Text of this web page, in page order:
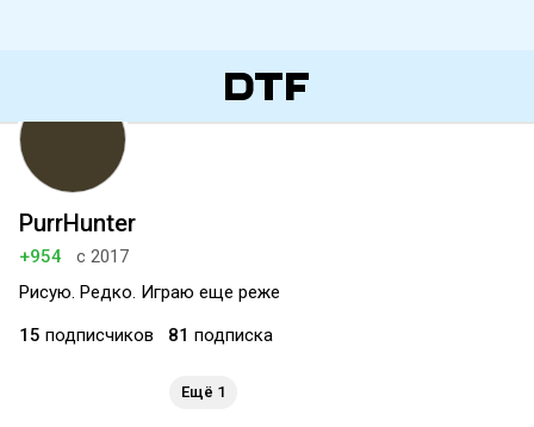
PurrHunter
+954
с 2017
Рисую. Редко. Играю еще реже
15 подписчиков 81 подписка
Ещё 1